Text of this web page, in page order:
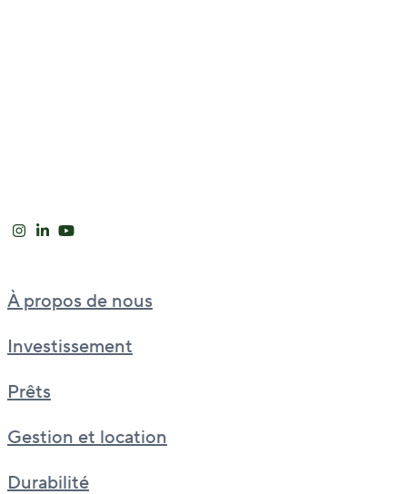
À propos de nous
Investissement
Prêts
Gestion et location
Durabilité